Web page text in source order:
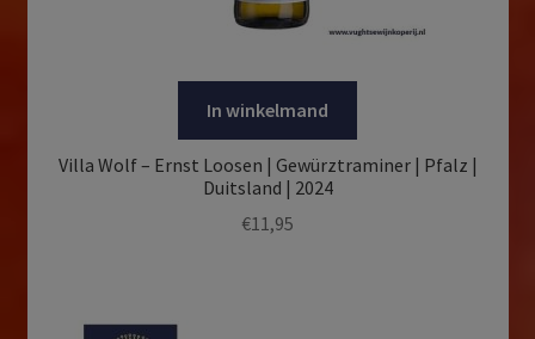
In winkelmand
Villa Wolf – Ernst Loosen | Gewürztraminer | Pfalz |
Duitsland | 2024
€11,95